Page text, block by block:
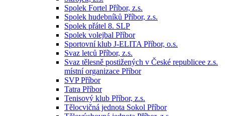
Spolek Fortel Příbor, z.s.
Spolek hudebníků Příbor, z.s.
Spolek přátel 8. SLP
Spolek volejbal Příbor
Sportovní klub J-ELITA Příbor, o.s.
Svaz letců Příbor, z.s.
Svaz tělesně postižených v České republicee z.s.
místní organizace Příbor
SVP Příbor
Tatra Příbor
Tenisový klub Příbor, z.s.
Tělocvičná jednota Sokol Příbor